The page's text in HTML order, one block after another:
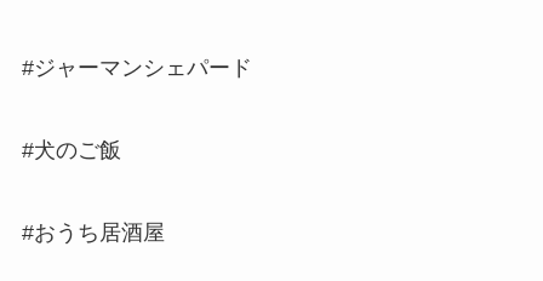
#ジャーマンシェパード
#犬のご飯
#おうち居酒屋